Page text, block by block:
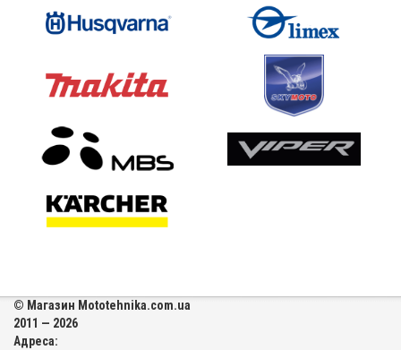
© Магазин Mototehnika.com.ua
2011 — 2026
Адреса: